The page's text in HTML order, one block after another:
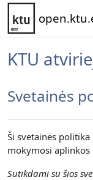
Pereiti į pagrindinį
KTU
Svetainės
Ši svetainės
mokymosi
Sutikdami su šios